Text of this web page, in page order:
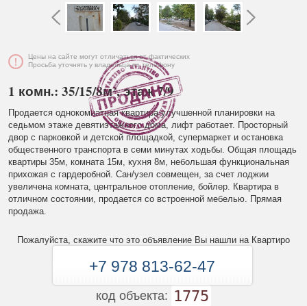
Цены на сайте могут отличаться от фактических
Просьба уточнять у владельца по телефону
1 комн.: 35/15/8м², этаж 7/9
Продается однокомнатная квартира улучшенной планировки на
седьмом этаже девятиэтажного дома, лифт работает. Просторный
двор с парковкой и детской площадкой, супермаркет и остановка
общественного транспорта в семи минутах ходьбы. Общая площадь
квартиры 35м, комната 15м, кухня 8м, небольшая функциональная
прихожая с гардеробной. Сан/узел совмещен, за счет лоджии
увеличена комната, центральное отопление, бойлер. Квартира в
отличном состоянии, продается со встроенной мебелью. Прямая
продажа.
Пожалуйста, скажите что это объявление Вы нашли на Квартиро
+7 978 813-62-47
код объекта: 1775